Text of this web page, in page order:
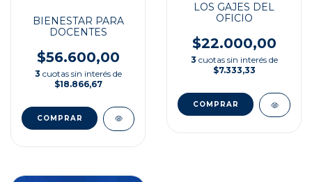
BIENESTAR PARA
DOCENTES
$56.600,00
3 cuotas sin interés de
$18.866,67
LOS GAJES DEL
OFICIO
$22.000,00
3 cuotas sin interés de
$7.333,33